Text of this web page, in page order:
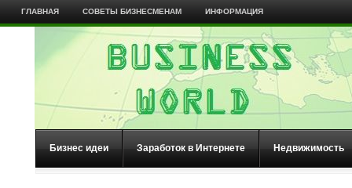
ГЛАВНАЯ СОВЕТЫ БИЗНЕСМЕНАМ ИНФОРМАЦИЯ
Бизнес идеи Заработок в Интернете Недвижимость